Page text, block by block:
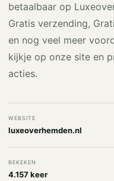
betaalbaar op
Gratis verzending,
en nog veel meer
kijkje op onze site en
acties.
WEBSITE
luxeoverhemden.nl
BEKEKEN
4.157 keer